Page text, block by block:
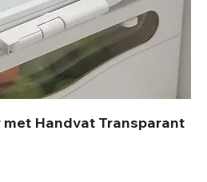
Handvat Transparant